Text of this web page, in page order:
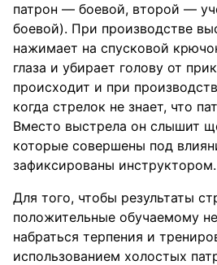
патрон — боевой, второй —
боевой). При производстве
нажимает на спусковой
глаза и убирает голову от
происходит и при
когда стрелок не знает, что
Вместо выстрела он слышит
которые совершены под
зафиксированы инструктором.
Для того, чтобы результаты
положительные обучаемому
набраться терпения и
использованием холостых